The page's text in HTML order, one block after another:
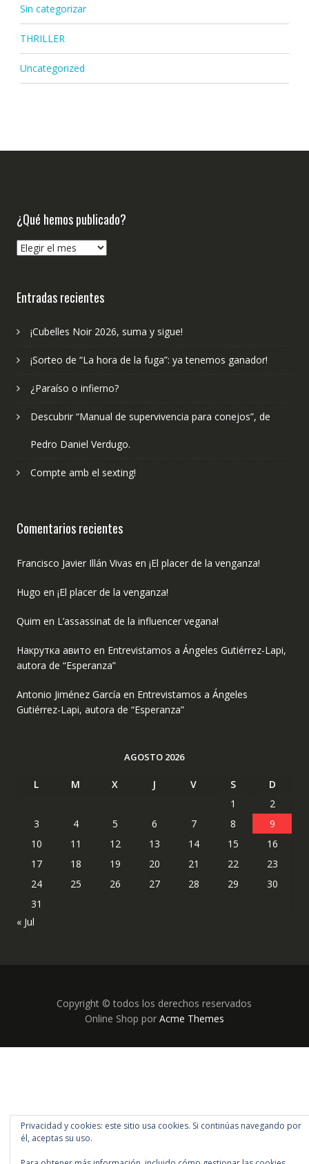
Sin categorizar
THRILLER
Uncategorized
¿Qué hemos publicado?
¿Qué
Entradas recientes
¡Cubelles Noir 2026, suma y sigue!
¡Sorteo de “La hora de la fuga”: ya tenemos ganador!
¿Paraíso o infierno?
Descubrir “Manual de supervivencia para conejos”, de
Pedro Daniel Verdugo.
Compte amb el sexting!
Comentarios recientes
Francisco Javier Illán Vivas en ¡El placer de la venganza!
Hugo en ¡El placer de la venganza!
Quim en L’assassinat de la influencer vegana!
Накрутка авито en Entrevistamos a Ángeles Gutiérrez-Lapi,
autora de “Esperanza”
Antonio Jiménez García en Entrevistamos a Ángeles
Gutiérrez-Lapi, autora de “Esperanza”
AGOSTO 2026
L M X J V S
D
1
2
3
4 5 6 7 8
9
10
11 12 13 14 15
16
17
18 19 20 21 22
23
24
25 26 27 28 29
30
31
« Jul
Copyright © todos los derechos reservados
Online Shop por Acme Themes
Privacidad y cookies: este sitio usa cookies. Si continúas navegando por
él, aceptas su uso.